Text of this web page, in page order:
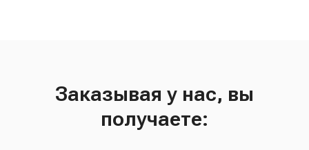
Заказывая у нас, вы
получаете: